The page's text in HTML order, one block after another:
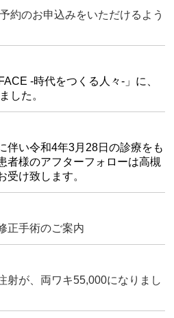
約のお申込みをいただけるよう
-時代をつくる人々-」に、
した。
伴い令和4年3月28日の診療をも
者様のアフターフォローは高槻
受け致します。
正手術のご案内
射が、両ワキ55,000になりまし